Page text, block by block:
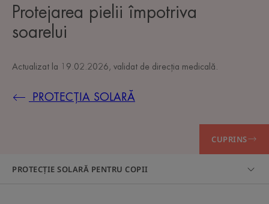
Protejarea pielii împotriva
soarelui
Actualizat la 19.02.2026 , validat de direcția medicală
PROTECȚIA SOLARĂ
CUPRINS
PROTECȚIE SOLARĂ PENTRU COPII